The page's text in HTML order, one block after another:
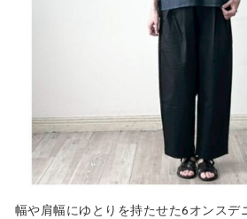
幅や肩幅にゆとりを持たせた6オンスデ